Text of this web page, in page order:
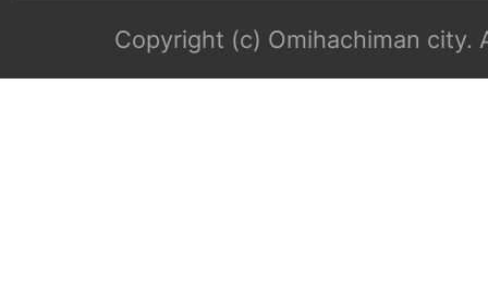
Copyright (c) Omihachiman city.